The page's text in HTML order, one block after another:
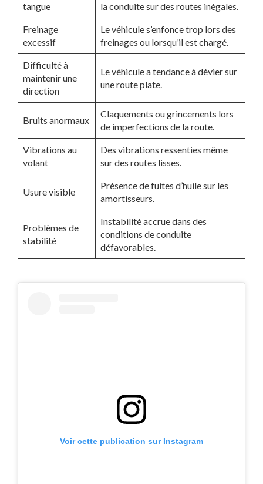
tangue
la conduite sur des routes inégales.
Freinage
excessif
Le véhicule s’enfonce trop lors des
freinages ou lorsqu’il est chargé.
Difficulté à
maintenir une
direction
Le véhicule a tendance à dévier sur
une route plate.
Bruits anormaux
Claquements ou grincements lors
de imperfections de la route.
Vibrations au
volant
Des vibrations ressenties même
sur des routes lisses.
Usure visible
Présence de fuites d’huile sur les
amortisseurs.
Problèmes de
stabilité
Instabilité accrue dans des
conditions de conduite
défavorables.
Voir cette publication sur Instagram